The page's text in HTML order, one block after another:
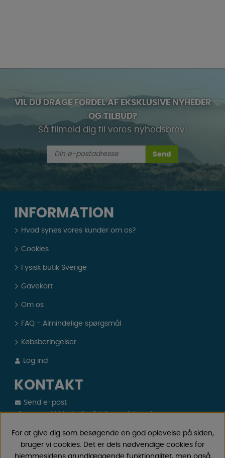
VIL DU DRAGE FORDEL AF EKSKLUSIVE NYHEDER
OG TILBUD?
Så tilmeld dig til vores nyhedsbrev!
Send
INFORMATION
Hvad synes vores kunder om os?
Cookies
Fysisk butik Sverige
Gavekort
Om os
FAQ - Almindelige spørgsmål
Købsbetingelser
Log ind
KONTAKT
Send e-post
Vi svarer altid indenfor 24 timer på hverdage.
Registrer din retur
Gælder fortrydelseskøb, fejlkøb.
For at give dig som besøgende en god oplevelse på siden,
bruger vi cookies. Det er dels nødvendige cookies for
hjemmesidens grundlæggende funktionalitet, men også